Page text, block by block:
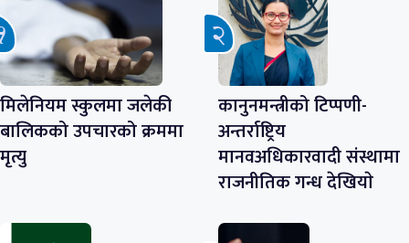
मिलेनियम स्कुलमा जलेकी
बालिकको उपचारको क्रममा
मृत्यु
कानुनमन्त्रीको टिप्पणी-
अन्तर्राष्ट्रिय
मानवअधिकारवादी संस्थामा
राजनीतिक गन्ध देखियाे